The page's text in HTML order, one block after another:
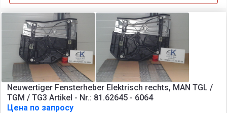
Neuwertiger Fensterheber Elektrisch rechts, MAN TGL /
TGM / TG3 Artikel - Nr.: 81.62645 - 6064
Цена по запросу